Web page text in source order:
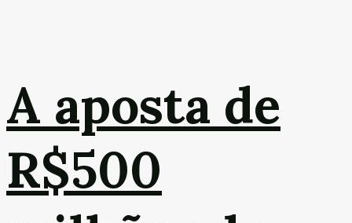
A aposta de
R$500